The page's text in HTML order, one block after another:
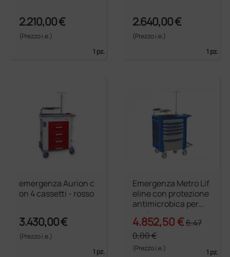
2.210,00 €
(Prezzo i.e.)
1 pz.
2.640,00 €
(Prezzo i.e.)
1 pz.
emergenza Aurion c
on 4 cassetti - rosso
3.430,00 €
(Prezzo i.e.)
1 pz.
Emergenza Metro Lif
eline con protezione
antimicrobica perma
nente
4.852,50 €6.47
0,00 €
(Prezzo i.e.) 1 pz.